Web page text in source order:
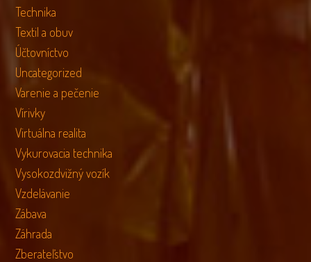
Technika
Textil a obuv
Účtovníctvo
Uncategorized
Varenie a pečenie
Vírivky
Virtuálna realita
Vykurovacia technika
Vysokozdvižný vozík
Vzdelávanie
Zábava
Záhrada
Zberateľstvo